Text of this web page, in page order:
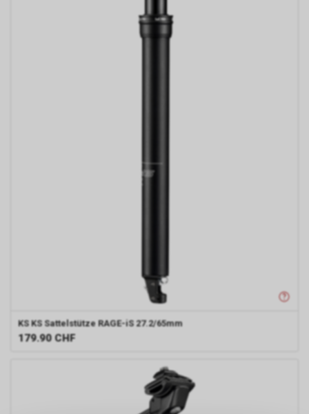
KS KS Sattelstütze RAGE-iS 27.2/65mm
179.90 CHF